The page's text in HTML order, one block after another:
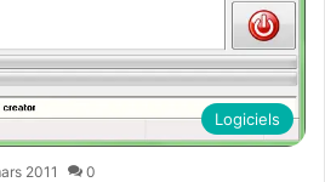
Logiciels
2011 0